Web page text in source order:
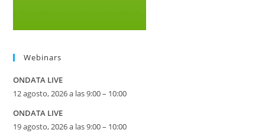
Webinars
ONDATA LIVE
12 agosto, 2026 a las 9:00 – 10:00
ONDATA LIVE
19 agosto, 2026 a las 9:00 – 10:00